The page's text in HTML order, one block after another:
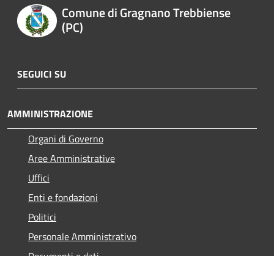
Comune di Gragnano Trebbiense
(PC)
SEGUICI SU
AMMINISTRAZIONE
Organi di Governo
Aree Amministrative
Uffici
Enti e fondazioni
Politici
Personale Amministrativo